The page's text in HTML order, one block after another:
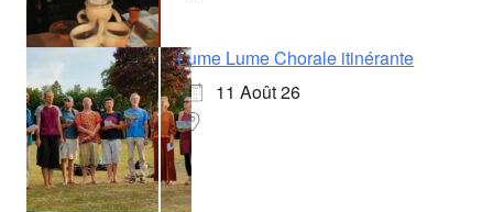
Lume Lume Chorale itinérante
11 Août 26